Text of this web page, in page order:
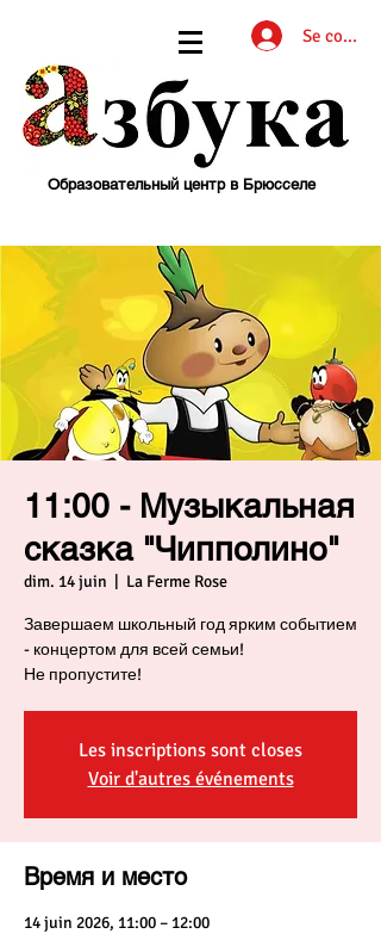
Se
Образовательный центр в Брюсселе
11:00 - Музыкальная
сказка "Чипполино"
dim. 14 juin
  |
La Ferme Rose
Завершаем школьный год ярким событием
- концертом для всей семьи!
Не пропустите!
Les inscriptions sont closes
Voir d'autres événements
Время и место
14 juin 2026, 11:00 – 12:00